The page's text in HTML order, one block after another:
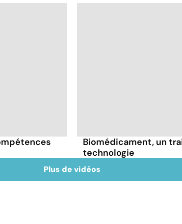
Biomédicament, un
technologie
Plus de vidéos